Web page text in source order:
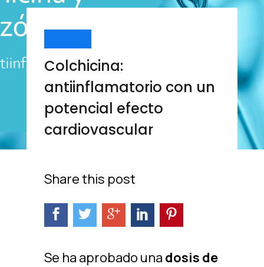
Colchicina:
antiinflamatorio con un
potencial efecto
cardiovascular
Share this post
Se ha aprobado una dosis de